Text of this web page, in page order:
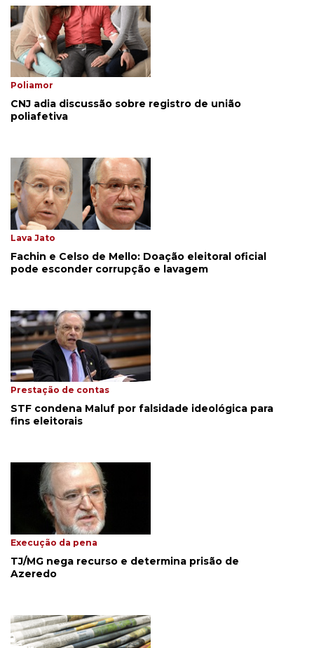
Poliamor
CNJ adia discussão sobre registro de união
poliafetiva
Lava Jato
Fachin e Celso de Mello: Doação eleitoral oficial
pode esconder corrupção e lavagem
Prestação de contas
STF condena Maluf por falsidade ideológica para
fins eleitorais
Execução da pena
TJ/MG nega recurso e determina prisão de
Azeredo